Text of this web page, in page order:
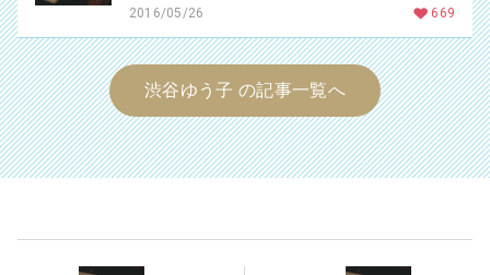
2016/05/26 669
渋谷ゆう子 の記事一覧へ